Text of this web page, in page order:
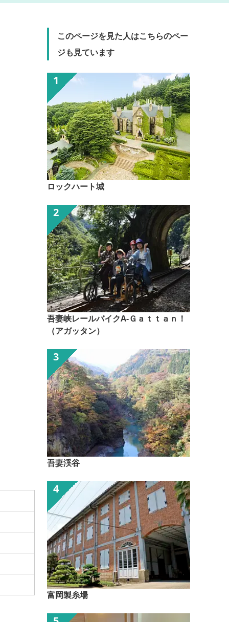
このページを見た人はこちらのペー
ジも見ています
ロックハート城
吾妻峡レールバイクA-Ｇａｔｔａｎ！
（アガッタン）
吾妻渓谷
富岡製糸場